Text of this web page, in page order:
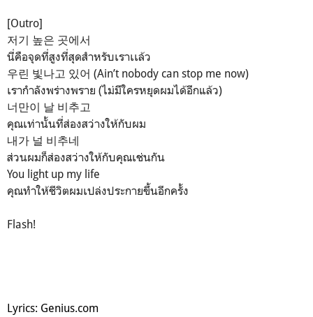
[Outro]
저기 높은 곳에서
นี่คือจุดที่สูงที่สุดสำหรับเราเเล้ว
우린 빛나고 있어 (Ain’t nobody can stop me now)
เรากำลังพร่างพราย (ไม่มีใครหยุดผมได้อีกแล้ว)
너만이 날 비추고
คุณเท่านั้นที่ส่องสว่างให้กับผม
내가 널 비추네
ส่วนผมก็ส่องสว่างให้กับคุณเช่นกัน
You light up my life
คุณทำให้ชีวิตผมเปล่งประกายขึ้นอีกครั้ง
Flash!
Lyrics: Genius.com